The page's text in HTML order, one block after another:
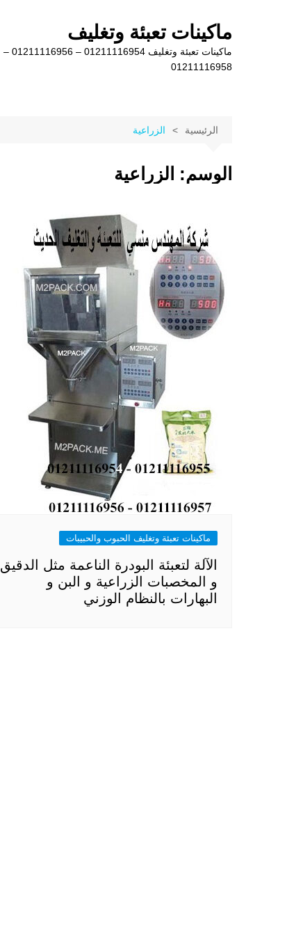
ماكينات تعبئة وتغليف
ماكينات تعبئة وتغليف 01211116954 – 01211116956 –
01211116958
الرئيسية الزراعية
الوسم: الزراعية
ماكينات تعبئة وتغليف الحبوب والحبيبات
الآلة لتعبئة البودرة الناعمة مثل الدقيق
و المخصبات الزراعية و البن و
البهارات بالنظام الوزني